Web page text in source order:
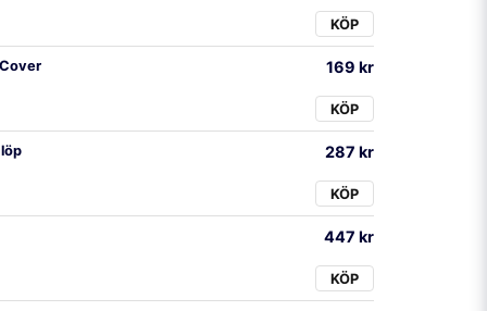
KÖP
169 kr
KÖP
287 kr
KÖP
447 kr
KÖP